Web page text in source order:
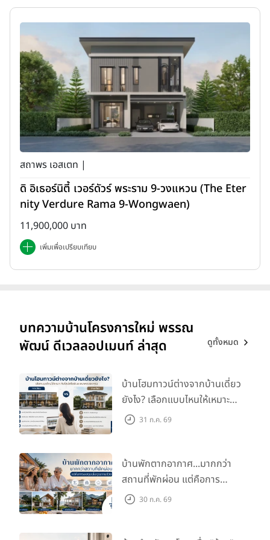
สถาพร เอสเตท |
ดิ อิเธอร์นิตี้ เวอร์ดัวร์ พระราม 9-วงแหวน (The Eter
nity Verdure Rama 9-Wongwaen)
11,900,000 บาท
เพิ่มเพื่อเปรียบเทียบ
บทความบ้านโครงการใหม่ พรรณ
พัฒน์ ดีเวลลอปเมนท์ ล่าสุด
ดูทั้งหมด
บ้านโฮมทาวน์ต่างจากบ้านเดี่ยว
ยังไง? เลือกแบบไหนให้เหมาะ
กับไลฟ์สไตล์และอนาคตของ
31 ก.ค. 69
บ้านพักตากอากาศ...มากกว่า
สถานที่พักผ่อน แต่คือการ
ลงทุนเพื่อคุณภาพชีวิต
30 ก.ค. 69